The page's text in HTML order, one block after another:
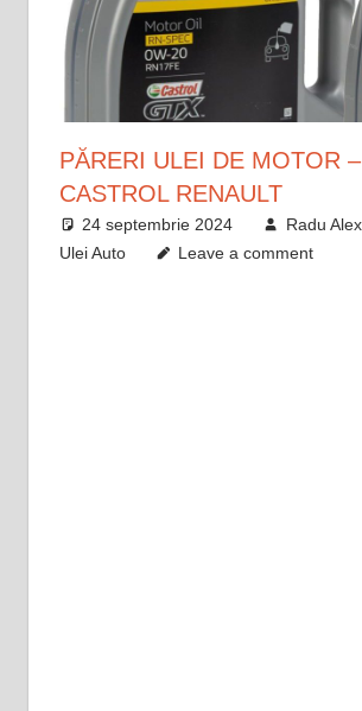
PĂRERI ULEI DE MOTOR –
CASTROL RENAULT
24 septembrie 2024
Radu
Ulei Auto
Leave a comment